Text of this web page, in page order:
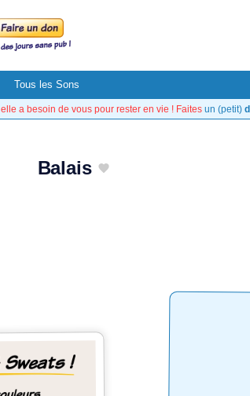
Tous les Sons
elle a besoin de vous pour rester en vie ! Faites un (petit)
Balais